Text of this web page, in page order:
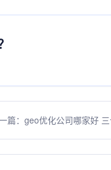
篇：geo优化公司哪家好